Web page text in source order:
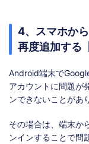
4、スマホか
再度追加する
Android端末で
アカウントに問題が
ンできないことがあ
その場合は、端末か
ンインすることで問